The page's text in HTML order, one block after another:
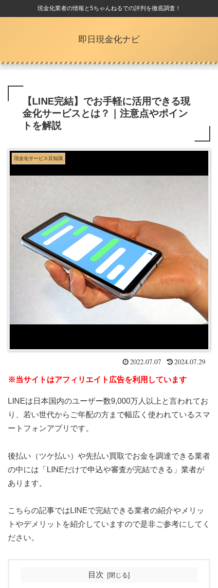
現金化業者の情報と5ちゃんねるでの評判を徹底調査！
即日現金化ナビ
【LINE完結】でお手軽に活用できる現
金化サービスとは？｜注意点やポイン
トを解説
現金化サービス豆知識
2022.07.07 2024.07.29
※当サイトはアフィリエイト広告を利用しています
LINEは日本国内のユーザー数9,000万人以上と言われてお
り、若い世代からご年配の方まで幅広く使われているスマ
ートフォンアプリです。
後払い（ツケ払い）や先払い買取でお金を調達できる業者
の中には「LINEだけで申込や審査が完結できる」業者が
あります。
こちらの記事ではLINEで完結できる業者の紹介やメリッ
トやデメリットを紹介していますので是非ご参考にしてく
ださい。
目次